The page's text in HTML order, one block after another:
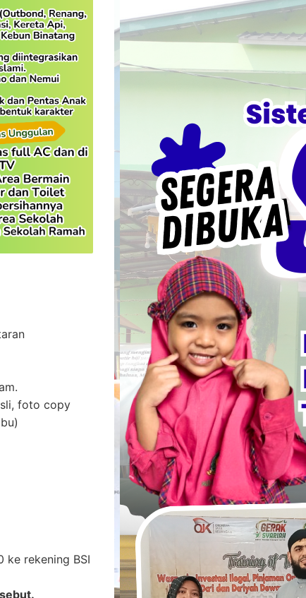
foto copy
ke rekening BSI